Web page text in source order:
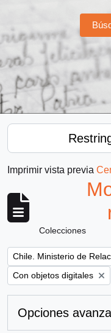
Imprimir vista previa
Colecciones
Remove filter:
Chile. Ministerio de
Remove filter:
Con objetos digitales
Opciones